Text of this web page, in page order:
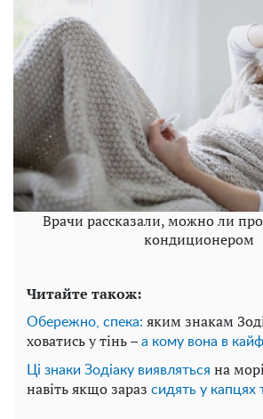
Врачи рассказали, можно ли
кондиционером
Читайте також:
Обережно, спека: яким знакам
ховатись у тінь – а кому вона в
Ці знаки Зодіаку виявляться на
навіть якщо зараз сидять у капцях